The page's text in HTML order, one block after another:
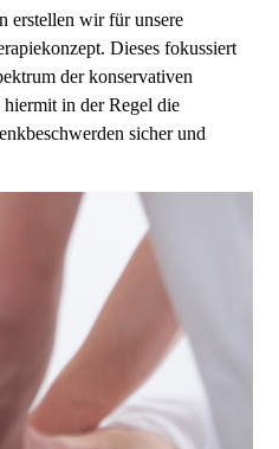
erstellen wir für unsere
Dieses fokussiert
der konservativen
in der Regel die
sicher und